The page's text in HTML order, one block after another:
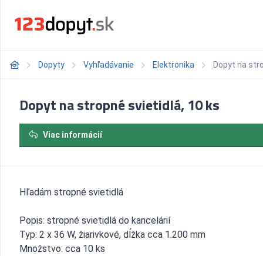
Dopyty Vyhľadávanie Elektronika Dopyt na
Dopyt na stropné svietidlá, 10 ks
Viac informácií
Hľadám stropné svietidlá
Popis: stropné svietidlá do kancelárií
Typ: 2 x 36 W, žiarivkové, dĺžka cca 1.200 mm
Množstvo: cca 10 ks